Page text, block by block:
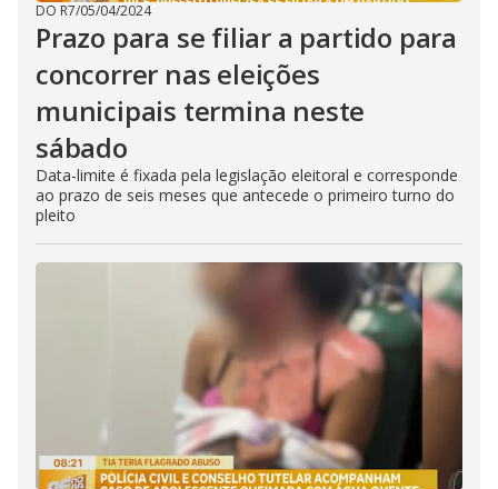
DO R7/05/04/2024
Prazo para se filiar a partido para
concorrer nas eleições
municipais termina neste
sábado
Data-limite é fixada pela legislação eleitoral e corresponde
ao prazo de seis meses que antecede o primeiro turno do
pleito